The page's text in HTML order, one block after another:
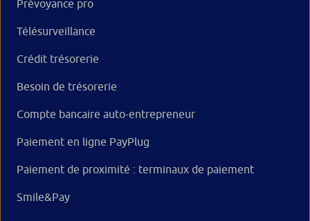
Prévoyance pro
Télésurveillance
Crédit trésorerie
Besoin de trésorerie
Compte bancaire auto-entrepreneur
Paiement en ligne PayPlug
Paiement de proximité : terminaux de paiement
Smile&Pay